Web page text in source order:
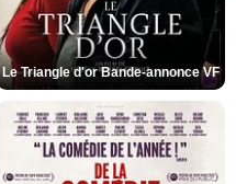
Le Triangle d'or Bande-annonce VF